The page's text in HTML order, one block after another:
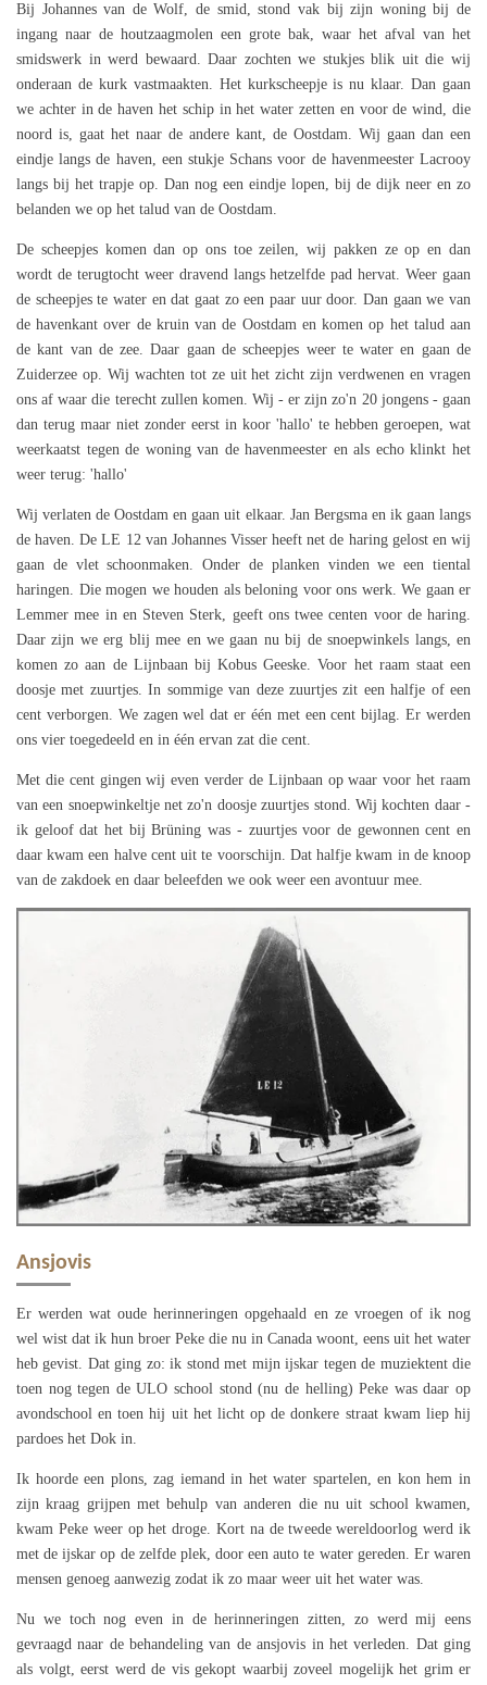
Bij Johannes van de Wolf, de smid, stond vak bij zijn woning bij de
ingang naar de houtzaagmolen een grote bak, waar het afval van het
smidswerk in werd bewaard. Daar zochten we stukjes blik uit die wij
onderaan de kurk vastmaakten. Het kurkscheepje is nu klaar. Dan gaan
we achter in de haven het schip in het water zetten en voor de wind, die
noord is, gaat het naar de andere kant, de Oostdam. Wij gaan dan een
eindje langs de haven, een stukje Schans voor de havenmeester Lacrooy
langs bij het trapje op. Dan nog een eindje lopen, bij de dijk neer en zo
belanden we op het talud van de Oostdam.
De scheepjes komen dan op ons toe zeilen, wij pakken ze op en dan
wordt de terugtocht weer dravend langs hetzelfde pad hervat. Weer gaan
de scheepjes te water en dat gaat zo een paar uur door. Dan gaan we van
de havenkant over de kruin van de Oostdam en komen op het talud aan
de kant van de zee. Daar gaan de scheepjes weer te water en gaan de
Zuiderzee op. Wij wachten tot ze uit het zicht zijn verdwenen en vragen
ons af waar die terecht zullen komen. Wij - er zijn zo'n 20 jongens - gaan
dan terug maar niet zonder eerst in koor 'hallo' te hebben geroepen, wat
weerkaatst tegen de woning van de havenmeester en als echo klinkt het
weer terug: 'hallo'
Wij verlaten de Oostdam en gaan uit elkaar. Jan Bergsma en ik gaan langs
de haven. De LE 12 van Johannes Visser heeft net de haring gelost en wij
gaan de vlet schoonmaken. Onder de planken vinden we een tiental
haringen. Die mogen we houden als beloning voor ons werk. We gaan er
Lemmer mee in en Steven Sterk, geeft ons twee centen voor de haring.
Daar zijn we erg blij mee en we gaan nu bij de snoepwinkels langs, en
komen zo aan de Lijnbaan bij Kobus Geeske. Voor het raam staat een
doosje met zuurtjes. In sommige van deze zuurtjes zit een halfje of een
cent verborgen. We zagen wel dat er één met een cent bijlag. Er werden
ons vier toegedeeld en in één ervan zat die cent.
Met die cent gingen wij even verder de Lijnbaan op waar voor het raam
van een snoepwinkeltje net zo'n doosje zuurtjes stond. Wij kochten daar -
ik geloof dat het bij Brüning was - zuurtjes voor de gewonnen cent en
daar kwam een halve cent uit te voorschijn. Dat halfje kwam in de knoop
van de zakdoek en daar beleefden we ook weer een avontuur mee.
Ansjovis
Er werden wat oude herinneringen opgehaald en ze vroegen of ik nog
wel wist dat ik hun broer Peke die nu in Canada woont, eens uit het water
heb gevist. Dat ging zo: ik stond met mijn ijskar tegen de muziektent die
toen nog tegen de ULO school stond (nu de helling) Peke was daar op
avondschool en toen hij uit het licht op de donkere straat kwam liep hij
pardoes het Dok in.
Ik hoorde een plons, zag iemand in het water spartelen, en kon hem in
zijn kraag grijpen met behulp van anderen die nu uit school kwamen,
kwam Peke weer op het droge. Kort na de tweede wereldoorlog werd ik
met de ijskar op de zelfde plek, door een auto te water gereden. Er waren
mensen genoeg aanwezig zodat ik zo maar weer uit het water was.
Nu we toch nog even in de herinneringen zitten, zo werd mij eens
gevraagd naar de behandeling van de ansjovis in het verleden. Dat ging
als volgt, eerst werd de vis gekopt waarbij zoveel mogelijk het grim er